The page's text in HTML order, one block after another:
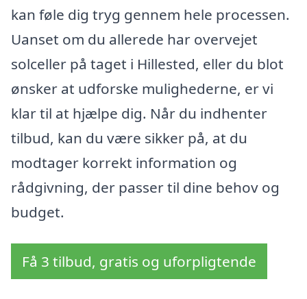
kan føle dig tryg gennem hele processen.
Uanset om du allerede har overvejet
solceller på taget i Hillested, eller du blot
ønsker at udforske mulighederne, er vi
klar til at hjælpe dig. Når du indhenter
tilbud, kan du være sikker på, at du
modtager korrekt information og
rådgivning, der passer til dine behov og
budget.
Få 3 tilbud, gratis og uforpligtende